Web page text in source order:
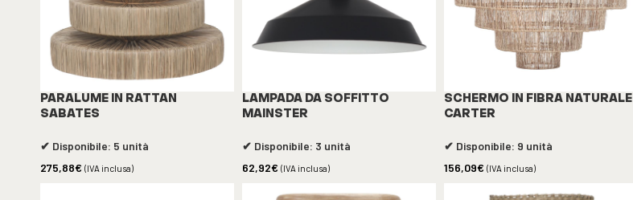
PARALUME IN RATTAN
SABATES
✔ Disponibile: 5 unità
275,88€ (IVA inclusa)
LAMPADA DA SOFFITTO
MAINSTER
✔ Disponibile: 3 unità
62,92€ (IVA inclusa)
SCHERMO IN FIBRA NATURALE
CARTER
✔ Disponibile: 9 unità
156,09€ (IVA inclusa)